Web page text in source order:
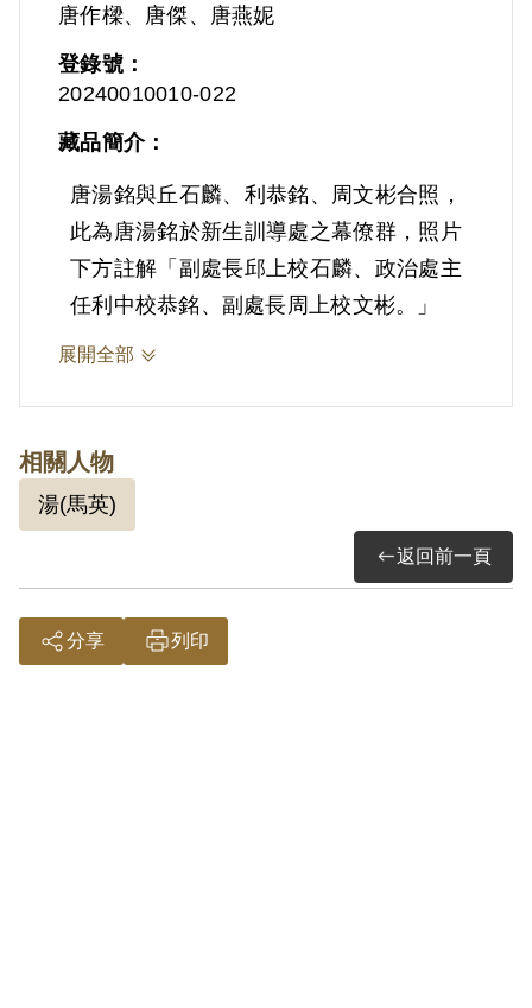
唐作樑、唐傑、唐燕妮
登錄號：
20240010010-022
藏品簡介：
唐湯銘與丘石麟、利恭銘、周文彬合照，
此為唐湯銘於新生訓導處之幕僚群，照片
下方註解「副處長邱上校石麟、政治處主
任利中校恭銘、副處長周上校文彬。」
展開全部
相關人物
湯(馬英)
返回前一頁
分享 列印